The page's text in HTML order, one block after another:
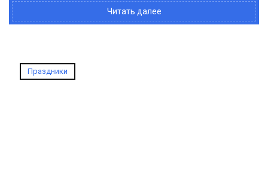
Читать далее
Праздники